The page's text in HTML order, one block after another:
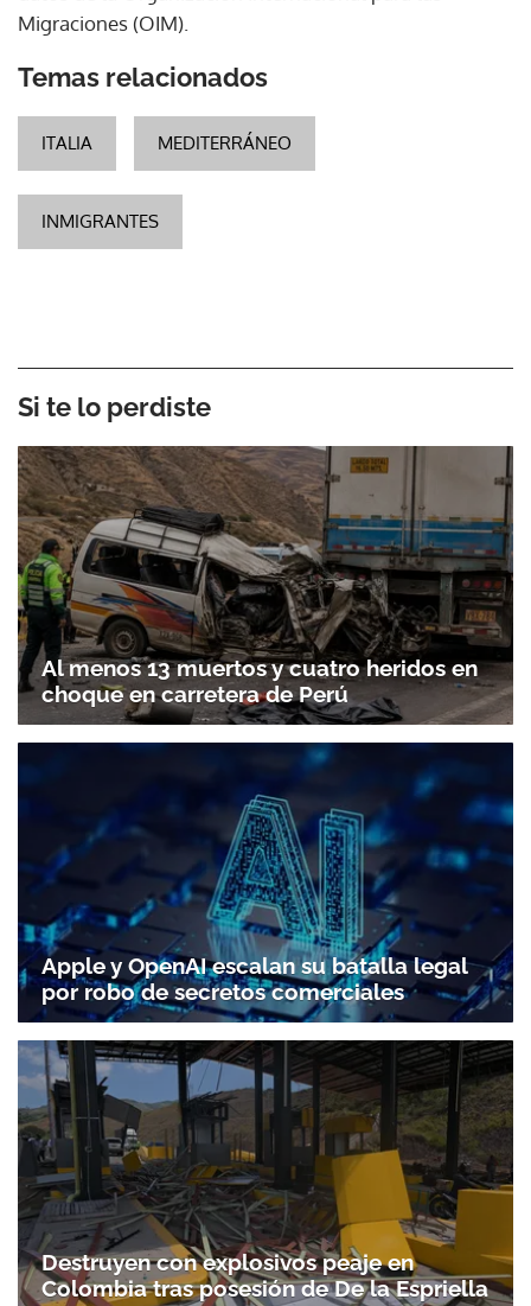
Migraciones (OIM).
Temas relacionados
ITALIA MEDITERRÁNEO
INMIGRANTES
Si te lo perdiste
Al menos 13 muertos y cuatro heridos en
choque en carretera de Perú
Apple y OpenAI escalan su batalla legal
por robo de secretos comerciales
Destruyen con explosivos peaje en
Colombia tras posesión de De la Espriella